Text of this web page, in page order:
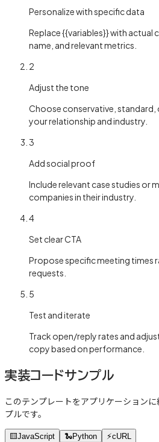
Personalize with specific data
Replace {{variables}} with
name, and relevant metrics.
2
Adjust the tone
Choose conservative, standard,
your relationship and industry.
3
Add social proof
Include relevant case studies or
companies in their industry.
4
Set clear CTA
Propose specific meeting times
requests.
5
Test and iterate
Track open/reply rates and
copy based on performance.
実装コードサンプル
このテンプレートをアプリケーション
プルです。
🟨JavaScript 🐍Python ⚡cURL